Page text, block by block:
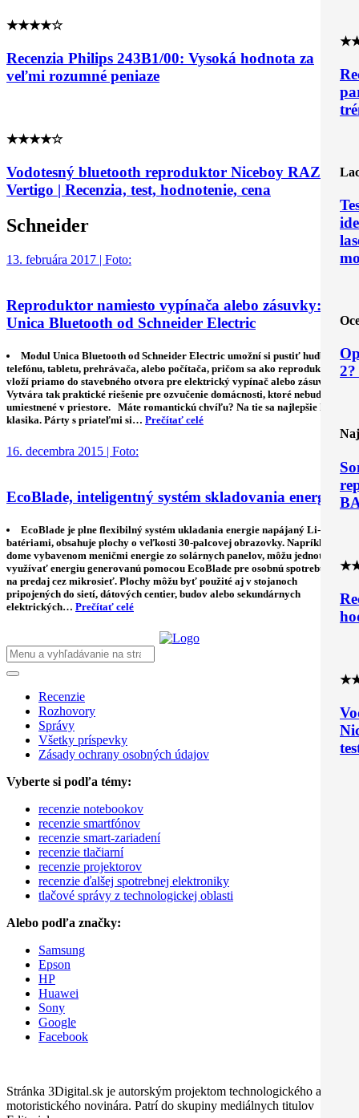
★★★★☆
Recenzia Philips 243B1/00: Vysoká hodnota za
veľmi rozumné peniaze
★★★★☆
Vodotesný bluetooth reproduktor Niceboy RAZE 2
Vertigo | Recenzia, test, hodnotenie, cena
Schneider
13. februára 2017 | Foto:
Reproduktor namiesto vypínača alebo zásuvky:
Unica Bluetooth od Schneider Electric
Modul Unica Bluetooth od Schneider Electric umožní si pustiť hudbu z
telefónu, tabletu, prehrávača, alebo počítača, pričom sa ako reproduktor
vloží priamo do stavebného otvora pre elektrický vypínač alebo zásuvku.
Vytvára tak praktické riešenie pre ozvučenie domácnosti, ktoré nebude
umiestnené v priestore. Máte romantickú chvíľu? Na tie sa najlepšie hodí
klasika. Párty s priateľmi si… Prečítať celé
16. decembra 2015 | Foto:
EcoBlade, inteligentný systém skladovania energie
EcoBlade je plne flexibilný systém ukladania energie napájaný Li-ion
batériami, obsahuje plochy o veľkosti 30-palcovej obrazovky. Napríklad, v
dome vybavenom meničmi energie zo solárnych panelov, môžu jednotlivci
využívať energiu generovanú pomocou EcoBlade pre osobnú spotrebu alebo
na predaj cez mikrosieť. Plochy môžu byť použité aj v stojanoch
pripojených do sietí, dátových centier, budov alebo sekundárnych
elektrických… Prečítať celé
Recenzie
Rozhovory
Správy
Všetky príspevky
Zásady ochrany osobných údajov
Vyberte si podľa témy:
recenzie notebookov
recenzie smartfónov
recenzie smart-zariadení
recenzie tlačiarní
recenzie projektorov
recenzie ďalšej spotrebnej elektroniky
tlačové správy z technologickej oblasti
Alebo podľa značky:
Samsung
Epson
HP
Huawei
Sony
Google
Facebook
Stránka 3Digital.sk je autorským projektom technologického a
motoristického novinára. Patrí do skupiny mediálnych titulov